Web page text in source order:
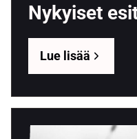
Nykyiset
Lue lisää